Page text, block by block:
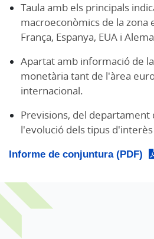
Taula amb els principals
macroeconòmics de la zona
França, Espanya, EUA i
Apartat amb informació de
monetària tant de l'àrea
internacional.
Previsions, del departament
l'evolució dels tipus
Informe de conjuntura (PDF)